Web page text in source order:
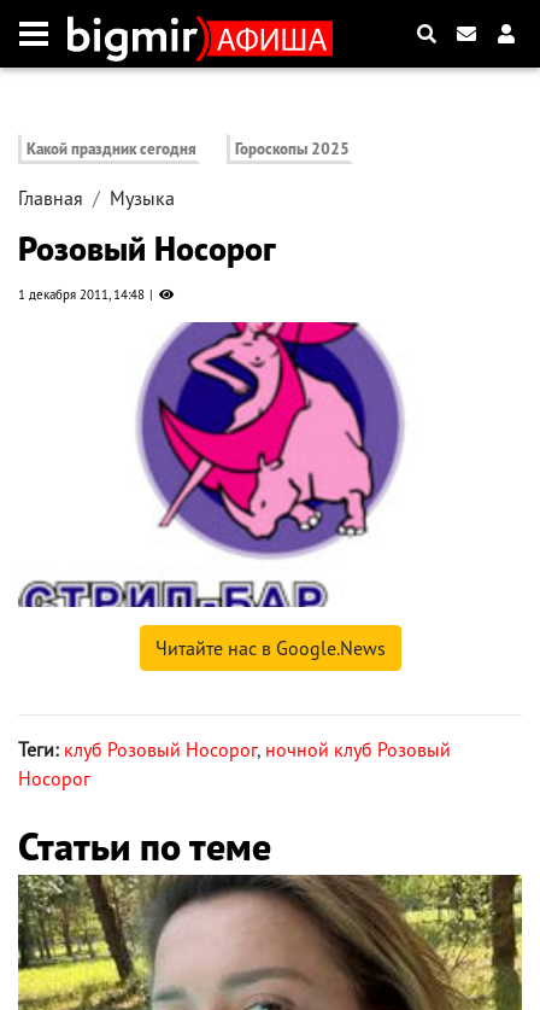
Какой праздник сегодня Гороскопы 2025
Главная Музыка
Розовый Носорог
1 декабря 2011, 14:48
Читайте нас в Google.News
Теги: клуб Розовый Носорог, ночной клуб Розовый
Носорог
Статьи по теме